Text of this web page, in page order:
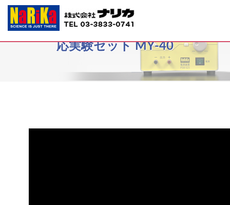
G40-6006-11 だ液によるデンプン反
応実験セット MY-40